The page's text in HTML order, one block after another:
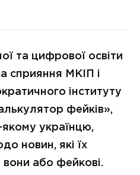
та цифрової освіти
сприяння МКІП і
інституту
фейків»,
українцю,
новин, які їх
вони або фейкові.